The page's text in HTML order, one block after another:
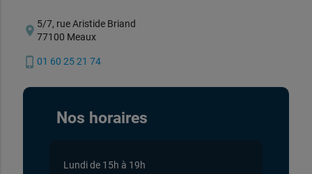
location_on 5/7, rue Aristide Briand
77100 Meaux
phone_iphone 01 60 25 21 74
Nos horaires
Lundi de 15h à 19h